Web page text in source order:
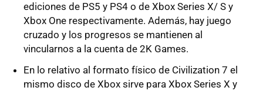
ediciones de PS5 y PS4 o de Xbox Series X/ S y
Xbox One respectivamente. Además, hay juego
cruzado y los progresos se mantienen al
vincularnos a la cuenta de 2K Games.
En lo relativo al formato físico de Civilization 7 el
mismo disco de Xbox sirve para Xbox Series X y